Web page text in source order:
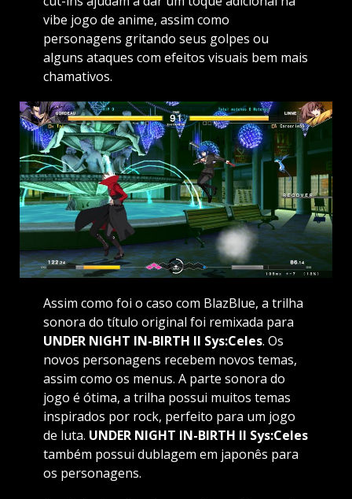
vibe jogo de anime, assim como
personagens gritando seus golpes ou
alguns ataques com efeitos visuais bem mais
chamativos.
Assim como foi o caso com BlazBlue, a trilha
sonora do título original foi remixada para
UNDER NIGHT IN-BIRTH II Sys:Celes. Os
novos personagens recebem novos temas,
assim como os menus. A parte sonora do
jogo é ótima, a trilha possui muitos temas
inspirados por rock, perfeito para um jogo
de luta. UNDER NIGHT IN-BIRTH II Sys:Celes
também possui dublagem em japonês para
os personagens.